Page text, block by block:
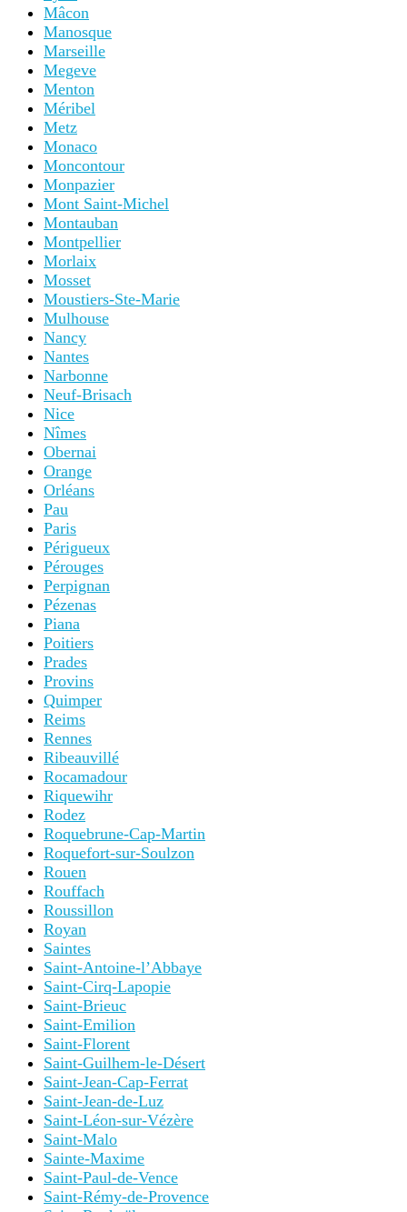
Mâcon
Manosque
Marseille
Megeve
Menton
Méribel
Metz
Monaco
Moncontour
Monpazier
Mont Saint-Michel
Montauban
Montpellier
Morlaix
Mosset
Moustiers-Ste-Marie
Mulhouse
Nancy
Nantes
Narbonne
Neuf-Brisach
Nice
Nîmes
Obernai
Orange
Orléans
Pau
Paris
Périgueux
Pérouges
Perpignan
Pézenas
Piana
Poitiers
Prades
Provins
Quimper
Reims
Rennes
Ribeauvillé
Rocamadour
Riquewihr
Rodez
Roquebrune-Cap-Martin
Roquefort-sur-Soulzon
Rouen
Rouffach
Roussillon
Royan
Saintes
Saint-Antoine-l’Abbaye
Saint-Cirq-Lapopie
Saint-Brieuc
Saint-Emilion
Saint-Florent
Saint-Guilhem-le-Désert
Saint-Jean-Cap-Ferrat
Saint-Jean-de-Luz
Saint-Léon-sur-Vézère
Saint-Malo
Sainte-Maxime
Saint-Paul-de-Vence
Saint-Rémy-de-Provence